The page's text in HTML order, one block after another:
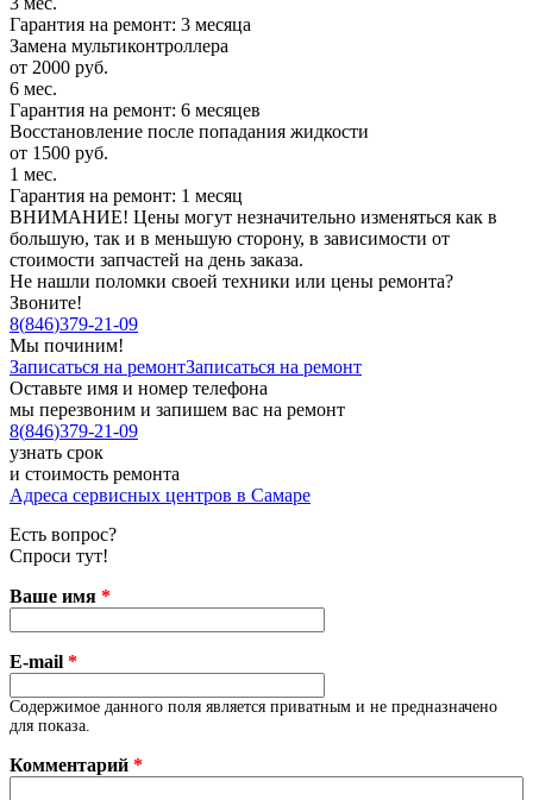
Гарантия на ремонт: 3 месяца
Замена мультиконтроллера
от 2000 руб.
6 мес.
Гарантия на ремонт: 6 месяцев
Восстановление после попадания жидкости
от 1500 руб.
1 мес.
Гарантия на ремонт: 1 месяц
ВНИМАНИЕ! Цены могут незначительно изменяться как в
большую, так и в меньшую сторону, в зависимости от
стоимости запчастей на день заказа.
Не нашли поломки своей техники или цены ремонта?
Звоните!
8(846)379-21-09
Мы починим!
Записаться на ремонтЗаписаться на ремонт
Оставьте имя и номер телефона
мы перезвоним и запишем вас на ремонт
8(846)379-21-09
узнать срок
и стоимость ремонта
Адреса сервисных центров в Самаре
Есть вопрос?
Спроси тут!
Ваше имя *
E-mail *
Содержимое данного поля является приватным и не предназначено
для показа.
Комментарий *